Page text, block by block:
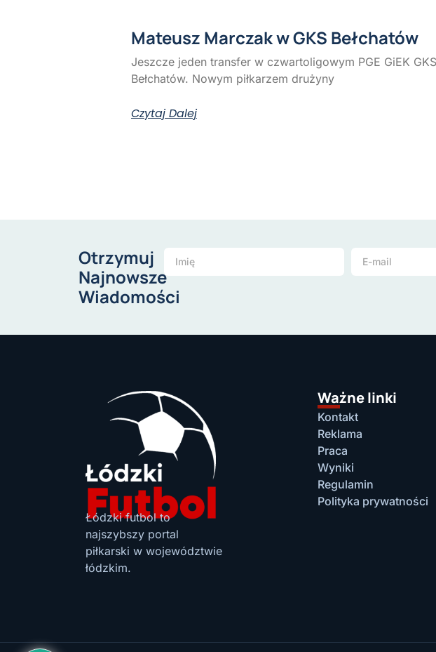
Mateusz Marczak w GKS Bełchatów
Jeszcze jeden transfer w czwartoligowym PGE GiEK GKS
Bełchatów. Nowym piłkarzem drużyny
Czytaj Dalej
Otrzymuj
Najnowsze
Wiadomości
Łódzki futbol to
najszybszy portal
piłkarski w województwie
łódzkim.
Ważne linki
Kontakt
Reklama
Praca
Wyniki
Regulamin
Polityka prywatności